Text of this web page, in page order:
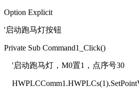
Option Explicit
'启动跑马灯按钮
Private Sub Command1_Click()
'启动跑马灯，M0置1，点序号30